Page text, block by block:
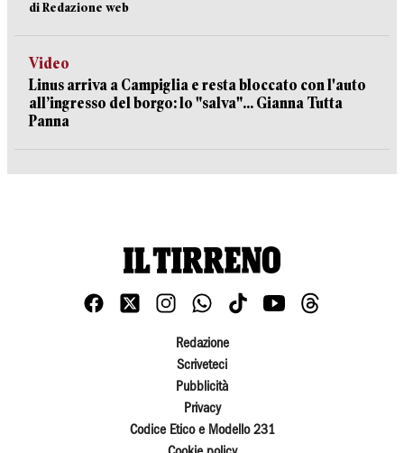
di Redazione web
Video
Linus arriva a Campiglia e resta bloccato con l'auto
all’ingresso del borgo: lo "salva"... Gianna Tutta
Panna
Redazione
Scriveteci
Pubblicità
Privacy
Codice Etico e Modello 231